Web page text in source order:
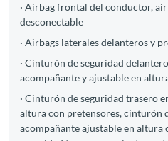
· Airbag frontal del conductor,
desconectable
· Airbags laterales delanteros y
· Cinturón de seguridad
acompañante y ajustable en
· Cinturón de seguridad trasero
altura con pretensores, cinturón
acompañante ajustable en